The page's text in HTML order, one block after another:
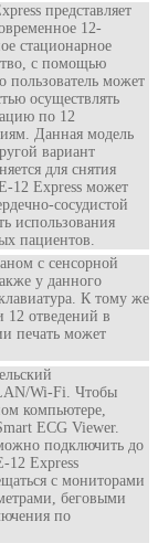
представляет
12-
стационарное
с помощью
пользователь может
осуществлять
по 12
Данная модель
вариант
для снятия
12 Express может
сосудистой
использования
пациентов.
с сенсорной
у данного
К тому же
12 отведений в
печать может
Wi-Fi. Чтобы
компьютере,
ECG Viewer.
подключить до
12 Express
с мониторами
беговыми
по